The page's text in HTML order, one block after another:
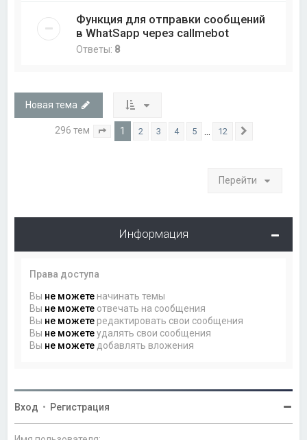
Функция для отправки сообщений
в WhatSapp через callmebot
Ответы: 8
Новая тема
296 тем Страница из 12
1 2 3 4 5 12
Перейти
Информация
Права доступа
Вы не можете начинать темы
Вы не можете отвечать на сообщения
Вы не можете редактировать свои сообщения
Вы не можетеудалять свои сообщения
Вы не можете добавлять вложения
Вход • Регистрация